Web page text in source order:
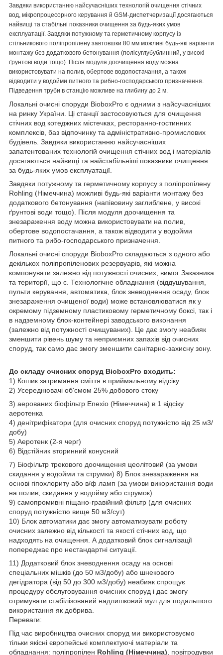
Завдяки використанню найсучасніших технологій очищення стічних
вод, мікропроцесорного керування й GSM-диспетчеризації досягаються
найвищі та стабільні показники очищення за будь-яких умов
експлуатації. Завдяки потужному та герметичному корпусу із
стільникового поліпропілену завтовшки 80 мм можливі будь-які варіанти
монтажу без додаткового бетонування (полісуглубублинний, у високі
ґрунтові води тощо) Після модуля доочищення воду можна
використовувати на полив, обертове водопостачання, а також
відводити у водойми питного та рибно-господарського призначення.
Підведення труби в станцію можливе на глибину до 2 м.
Локальні очисні споруди BioboxPro є одними з найсучасніших
на ринку України. Ці станції застосовуються для очищення
стічних вод котеджних містечках, ресторанно-гостинних
комплексів, баз відпочинку та адміністративно-промислових
будівель. Завдяки використанню найсучасніших
запатентованих технологій очищення стічних вод і матеріалів
досягаються найвищі та найстабільніші показники очищення
за будь-яких умов експлуатації.
Завдяки потужному та герметичному корпусу з поліпропілену
Rohling (Німеччина) можливі будь-які варіанти монтажу без
додаткового бетонування (напівовину заглиблене, у високі
ґрунтові води тощо). Після модуля доочищення та
знезараження воду можна використовувати на полив,
обертове водопостачання, а також відводити у водойми
питного та рибо-господарського призначення.
Локальні очисні споруди BioboxPro складаються з одного або
декількох поліпропіленових резервуарів, які можна
компонувати залежно від потужності очисних, вимог Заказника
та території, що є. Технологічне обладнання (віддушування,
пульти керування, автоматика, блок зневоднення осаду, блок
знезараження очищеної води) може встановлюватися як у
окремому підземному пластиковому герметичному боксі, так і
в надземному блок-контейнері заводського виконання
(залежно від потужності очищуваних). Це дає змогу неабияк
зменшити рівень шуму та неприємних запахів від очисних
споруд, так само дає змогу зменшити санітарно-захисну зону.
До складу очисних споруд BioboxPro входить:
1) Кошик затримання сміття в приймальному відсіку
2) Усереднювачі об'ємом 25% добового стоку
3) аерованих біофільтр Enexio (Німеччина) в 1 відсіку
аеротенка
4) денітрифікатори (для очисних споруд потужністю від 25 м3/
добу)
5) Аеротенк (2-я черг)
6) Відстійник вторинний конусний
7) Біофільтр трекового доочищення цеолітовий (за умови
скидання у водойми та струмки) 8) Блок знезараження на
основі гіпохлориту або в/ф ламп (за умови використання води
на полив, скидання у водойму або струмок)
9) самопромивні піщано-гравійний фільтр (для очисних
споруд потужністю вище 50 м3/сут)
10) Блок автоматики дає змогу автоматизувати роботу
очисних залежно від кількості та якості стічних вод, що
надходять на очищення. А додатковий блок сигналізації
попереджає про нестандартні ситуації.
11) Додатковий блок зневоднення осаду на основі
спеціальних мішків (до 50 м3/добу) або шнекового
дегідратора (від 50 до 300 м3/добу) неабияк спрощує
процедуру обслуговування очисних споруд і дає змогу
отримувати стабілізований надлишковий мул для подальшого
використання як добрива.
Переваги:
Під час виробництва очисних споруд ми використовуємо
тільки якісні європейські комплектуючі матеріали та
обладнання: поліпропілен Rohling (Німеччина) , повітродувки